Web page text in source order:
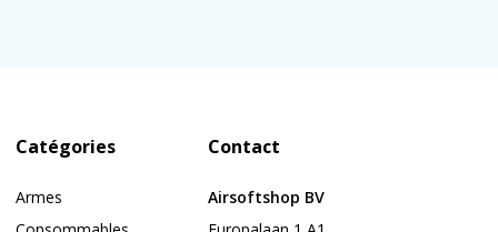
Catégories
Armes
Contact
Airsoftshop BV